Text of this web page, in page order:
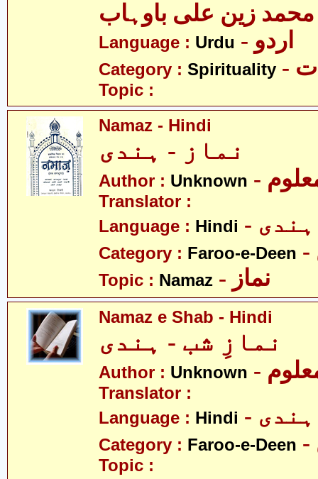
محمد زین علی باوہاب
Language : Urdu - اردو
Category : Spirituality
Topic :
Namaz - Hindi
نماز - ہندی
Author : Unknown معلوم
Translator :
Language : Hindi - ہندی
Category : Faroo-e-Deen
Topic : Namaz - نماز
Namaz e Shab - Hindi
نمازِ شب - ہندی
Author : Unknown معلوم
Translator :
Language : Hindi - ہندی
Category : Faroo-e-Deen
Topic :